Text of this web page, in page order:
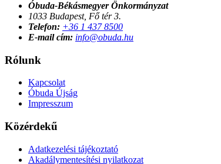
Óbuda-Békásmegyer Önkormányzat
1033 Budapest, Fő tér 3.
Telefon: +36 1 437 8500
E-mail cím: info@obuda.hu
Rólunk
Kapcsolat
Óbuda Újság
Impresszum
Közérdekű
Adatkezelési tájékoztató
Akadálymentesítési nyilatkozat